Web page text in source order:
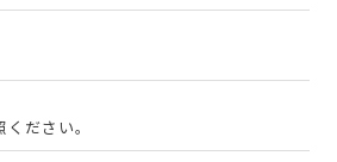
ださい。